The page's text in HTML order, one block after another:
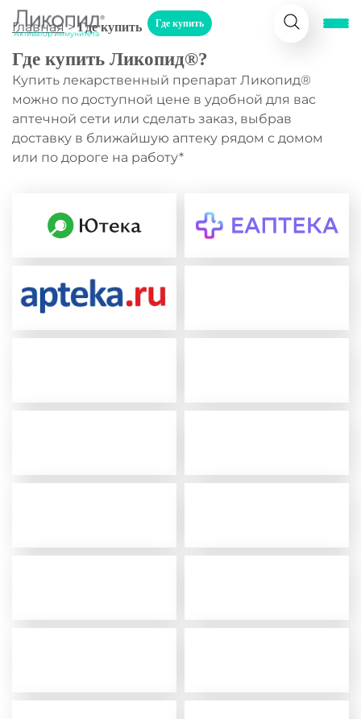
Активатор иммунитета
Где купить
Главная>Где купить
Где купить Ликопид®?
Купить лекарственный препарат Ликопид®
можно по доступной цене в удобной для вас
аптечной сети или сделать заказ, выбрав
доставку в ближайшую аптеку рядом с домом
или по дороге на работу*